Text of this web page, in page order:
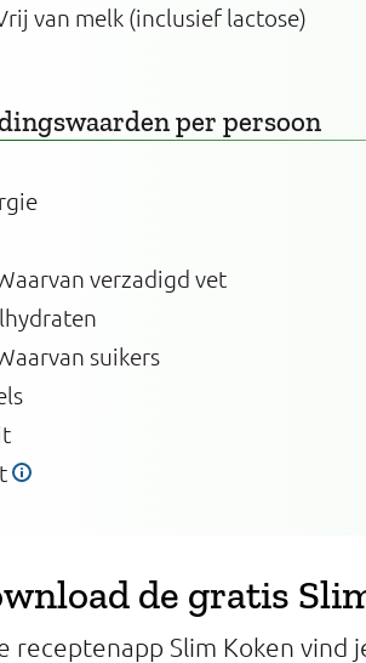
van melk (inclusief lactose)
per persoon
verzadigd vet
suikers
de gratis
receptenapp Slim Koken vind